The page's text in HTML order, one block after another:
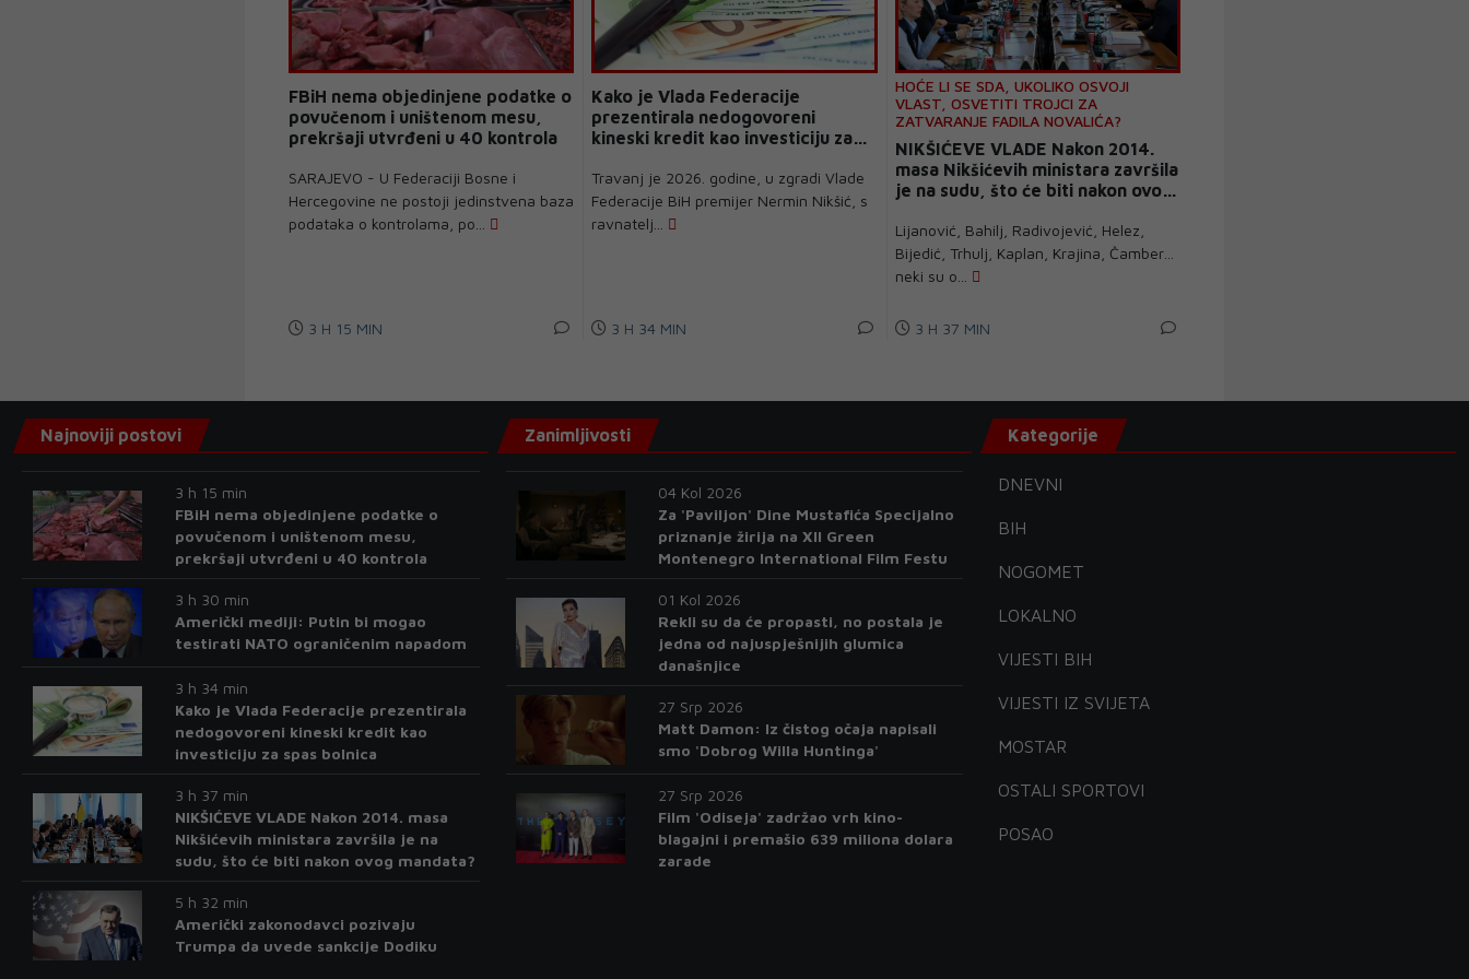
FBiH nema objedinjene podatke o
povučenom i uništenom mesu,
prekršaji utvrđeni u 40 kontrola
SARAJEVO - U Federaciji Bosne i
Hercegovine ne postoji jedinstvena baza
podataka o kontrolama, po...
3 H 15 MIN
Kako je Vlada Federacije
prezentirala nedogovoreni
kineski kredit kao investiciju za
Travanj je 2026. godine, u zgradi Vlade
Federacije BiH premijer Nermin Nikšić, s
ravnatelj...
3 H 34 MIN
HOĆE LI SE SDA, UKOLIKO OSVOJI
VLAST, OSVETITI TROJCI ZA
ZATVARANJE FADILA NOVALIĆA?
NIKŠIĆEVE VLADE Nakon 2014.
masa Nikšićevih ministara završila
je na sudu, što će biti nakon ovog
Lijanović, Bahilj, Radivojević, Helez,
Bijedić, Trhulj, Kaplan, Krajina, Čamber…
neki su o...
3 H 37 MIN
Najnoviji postovi
3 h 15 min
FBiH nema objedinjene podatke o
povučenom i uništenom mesu,
prekršaji utvrđeni u 40 kontrola
3 h 30 min
Američki mediji: Putin bi mogao
testirati NATO ograničenim napadom
3 h 34 min
Kako je Vlada Federacije prezentirala
nedogovoreni kineski kredit kao
investiciju za spas bolnica
3 h 37 min
NIKŠIĆEVE VLADE Nakon 2014. masa
Nikšićevih ministara završila je na
sudu, što će biti nakon ovog mandata?
5 h 32 min
Američki zakonodavci pozivaju
Trumpa da uvede sankcije Dodiku
Zanimljivosti
04 Kol 2026
Za 'Paviljon' Dine Mustafića Specijalno
priznanje žirija na XII Green
Montenegro International Film Festu
01 Kol 2026
Rekli su da će propasti, no postala je
jedna od najuspješnijih glumica
današnjice
27 Srp 2026
Matt Damon: Iz čistog očaja napisali
smo 'Dobrog Willa Huntinga'
27 Srp 2026
Film 'Odiseja' zadržao vrh kino-
blagajni i premašio 639 miliona dolara
zarade
Kategorije
DNEVNI
BIH
NOGOMET
LOKALNO
VIJESTI BIH
VIJESTI IZ SVIJETA
MOSTAR
OSTALI SPORTOVI
POSAO